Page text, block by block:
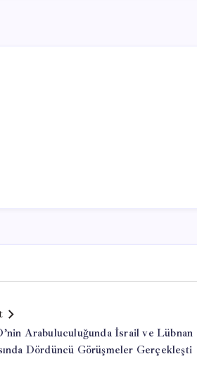
Arabuluculuğunda İsrail ve Lübnan
Dördüncü Görüşmeler Gerçekleşti